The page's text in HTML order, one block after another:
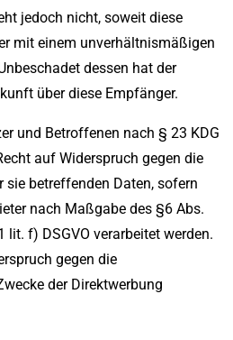
jedoch nicht, soweit diese
mit einem unverhältnismäßigen
dessen hat der
über diese Empfänger.
und Betroffenen nach § 23 KDG
auf Widerspruch gegen die
sie betreffenden Daten, sofern
nach Maßgabe des §6 Abs.
lit. f) DSGVO verarbeitet werden.
gegen die
der Direktwerbung